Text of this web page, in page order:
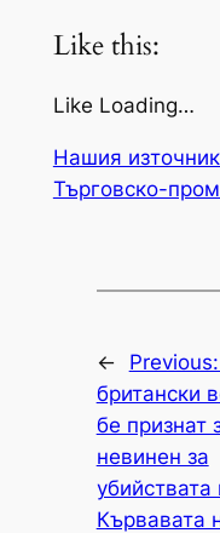
Like this:
Like Loading…
Нашия
Търговско-
← Previous:
британски
бе признат
невинен за
убийствата
Кървавата